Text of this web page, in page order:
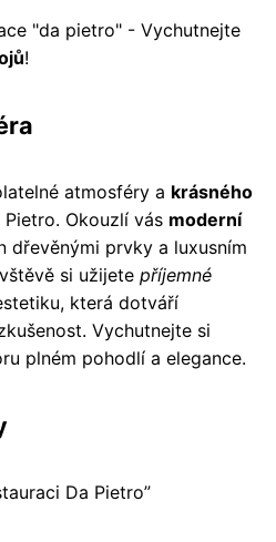
"da pietro" - Vychutnejte
!
atmosféry a krásného
Pietro. Okouzlí vás moderní
dřevěnými prvky a luxusním
si užijete příjemné
která dotváří
Vychutnejte si
plném pohodlí a elegance.
Da Pietro”